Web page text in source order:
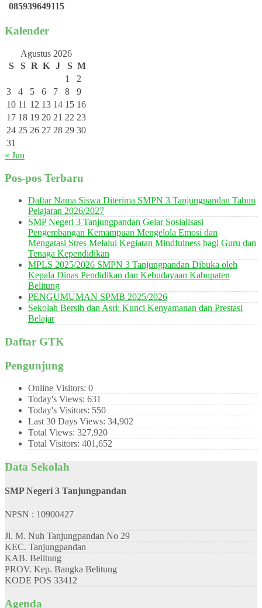
085939649115
Kalender
Agustus 2026
S
S R K J S M
1
2
3
4 5 6 7 8
9
10 11 12 13 14 15 16
17 18 19 20 21 22 23
24 25 26 27 28 29 30
31
« Jun
Pos-pos Terbaru
Daftar Nama Siswa Diterima SMPN 3 Tanjungpandan Tahun
Pelajaran 2026/2027
SMP Negeri 3 Tanjungpandan Gelar Sosialisasi
Pengembangan Kemampuan Mengelola Emosi dan
Mengatasi Stres Melalui Kegiatan Mindfulness bagi Guru dan
Tenaga Kependidikan
MPLS 2025/2026 SMPN 3 Tanjungpandan Dibuka oleh
Kepala Dinas Pendidikan dan Kebudayaan Kabupaten
Belitung
PENGUMUMAN SPMB 2025/2026
Sekolah Bersih dan Asri: Kunci Kenyamanan dan Prestasi
Belajar
Daftar GTK
Pengunjung
Online Visitors: 0
Today's Views: 631
Today's Visitors: 550
Last 30 Days Views: 34,902
Total Views: 327,920
Total Visitors: 401,652
Data Sekolah
SMP Negeri 3 Tanjungpandan
NPSN : 10900427
Jl. M. Nuh Tanjungpandan No 29
KEC. Tanjungpandan
KAB. Belitung
PROV. Kep. Bangka Belitung
KODE POS 33412
Agenda